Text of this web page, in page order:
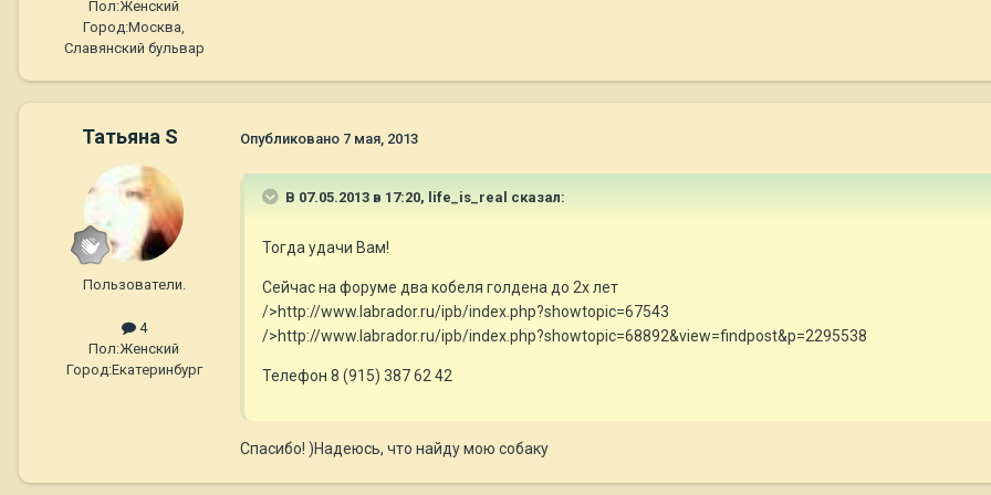
Пол:Женский
Город:Москва,
Славянский бульвар
Татьяна S
Пользователи.
4
Пол:Женский
Город:Екатеринбург
Опубликовано 7 мая, 2013
В 07.05.2013 в 17:20, life_is_real сказал:
Тогда удачи Вам!
Сейчас на форуме два кобеля голдена до 2х лет
/>http://www.labrador.ru/ipb/index.php?showtopic=67543
/>http://www.labrador.ru/ipb/index.php?showtopic=68892&view=findpost&p=2295538
Телефон 8 (915) 387 62 42
Спасибо! )Надеюсь, что найду мою собаку